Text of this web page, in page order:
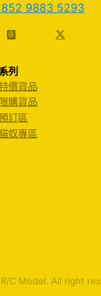
9883 5293
系列
價貨品
限購貨品
訂區
貓奴專區
C Model. All right